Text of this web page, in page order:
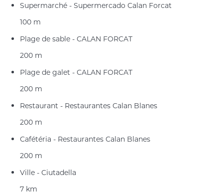
Supermarché - Supermercado Calan Forcat
100 m
Plage de sable - CALAN FORCAT
200 m
Plage de galet - CALAN FORCAT
200 m
Restaurant - Restaurantes Calan Blanes
200 m
Cafétéria - Restaurantes Calan Blanes
200 m
Ville - Ciutadella
7 km